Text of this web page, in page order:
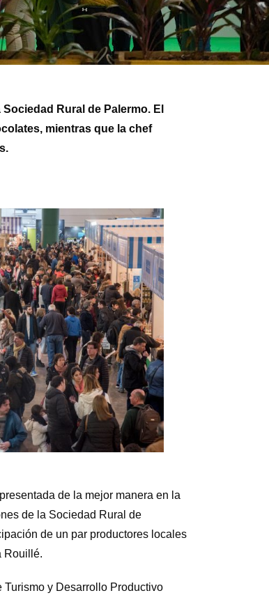
Rural de Palermo. El
mientras que la chef
de la mejor manera en la
de la Sociedad Rural de
de un par productores locales
Rouillé.
y Desarrollo Productivo